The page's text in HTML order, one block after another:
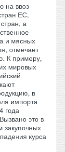
на ввоз
ЕС,
а
и мясных
отмечает
К примеру,
мировых
в
импорта
года
это в
закупочных
курса